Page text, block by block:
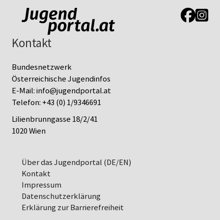
Link zur
Link
Kontakt
Bundesnetzwerk
Österreichische Jugendinfos
E-Mail:info@jugendportal.at
Telefon:+43 (0) 1/9346691
Lilienbrunngasse 18/2/41
1020 Wien
Über das Jugendportal (DE/EN)
Kontakt
Impressum
Datenschutz­erklärung
Erklärung zur Barrierefreiheit